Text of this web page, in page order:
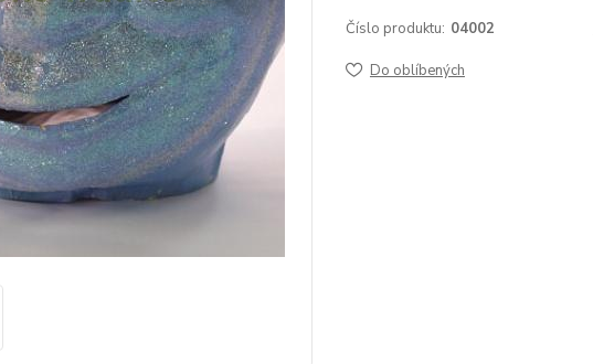
Číslo produktu: 04002
Do oblíbených